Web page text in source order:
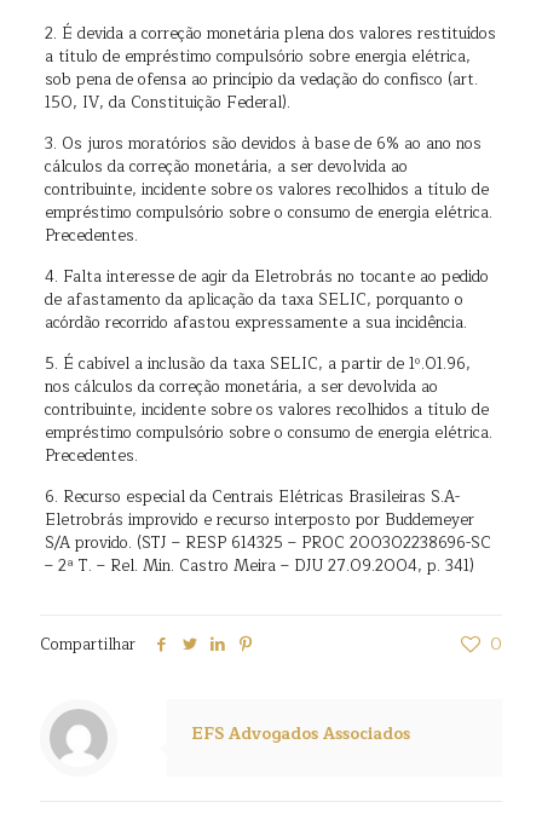
2. É devida a correção monetária plena dos valores restituídos
a título de empréstimo compulsório sobre energia elétrica,
sob pena de ofensa ao princípio da vedação do confisco (art.
150, IV, da Constituição Federal).
3. Os juros moratórios são devidos à base de 6% ao ano nos
cálculos da correção monetária, a ser devolvida ao
contribuinte, incidente sobre os valores recolhidos a título de
empréstimo compulsório sobre o consumo de energia elétrica.
Precedentes.
4. Falta interesse de agir da Eletrobrás no tocante ao pedido
de afastamento da aplicação da taxa SELIC, porquanto o
acórdão recorrido afastou expressamente a sua incidência.
5. É cabível a inclusão da taxa SELIC, a partir de 1º.01.96,
nos cálculos da correção monetária, a ser devolvida ao
contribuinte, incidente sobre os valores recolhidos a título de
empréstimo compulsório sobre o consumo de energia elétrica.
Precedentes.
6. Recurso especial da Centrais Elétricas Brasileiras S.A-
Eletrobrás improvido e recurso interposto por Buddemeyer
S/A provido. (STJ – RESP 614325 – PROC 200302238696-SC
– 2ª T. – Rel. Min. Castro Meira – DJU 27.09.2004, p. 341)
Compartilhar 0
EFS Advogados Associados